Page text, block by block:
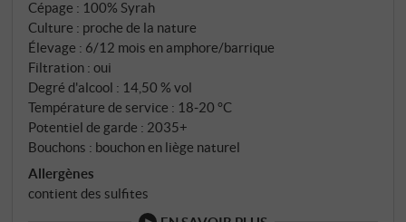
Cépage : 100% Syrah
Culture : proche de la nature
Élevage : 6/12 mois en amphore/barrique
Filtration : oui
Degré d'alcool : 14,50 % vol
Température de service : 18‑20 °C
Potentiel de garde : 2035+
Bouchons : bouchon en liège naturel
Allergènes
contient des sulfites